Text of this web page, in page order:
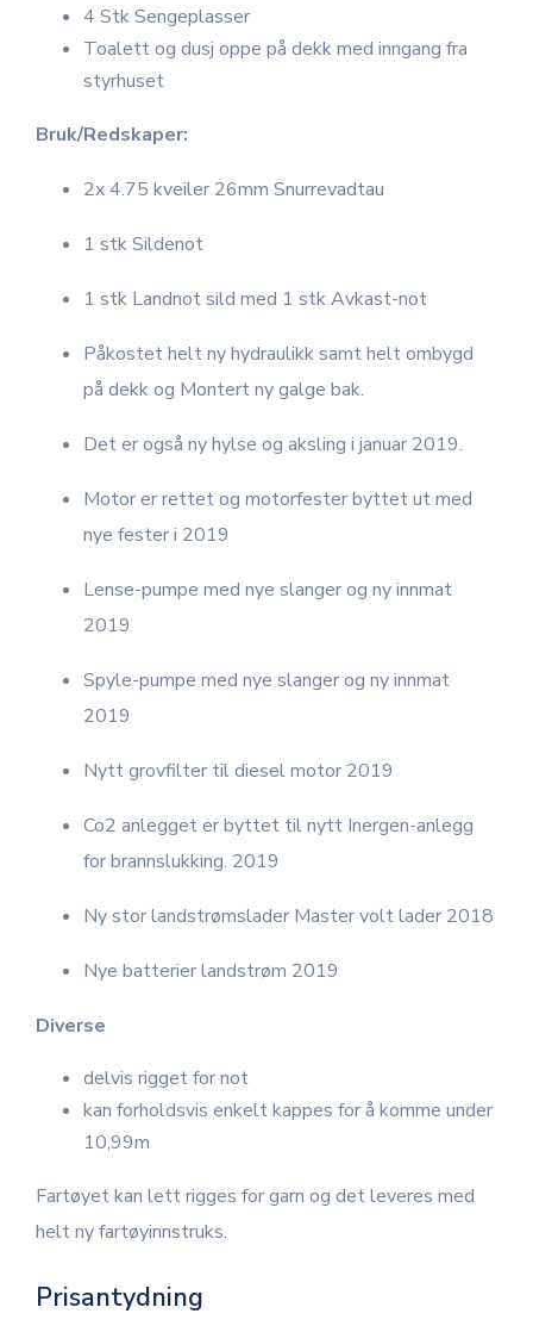
4 Stk Sengeplasser
Toalett og dusj oppe på dekk med inngang fra
styrhuset
Bruk/Redskaper:
2x 4.75 kveiler 26mm Snurrevadtau
1 stk Sildenot
1 stk Landnot sild med 1 stk Avkast-not
Påkostet helt ny hydraulikk samt helt ombygd
på dekk og Montert ny galge bak.
Det er også ny hylse og aksling i januar 2019.
Motor er rettet og motorfester byttet ut med
nye fester i 2019
Lense-pumpe med nye slanger og ny innmat
2019
Spyle-pumpe med nye slanger og ny innmat
2019
Nytt grovfilter til diesel motor 2019
Co2 anlegget er byttet til nytt Inergen-anlegg
for brannslukking. 2019
Ny stor landstrømslader Master volt lader 2018
Nye batterier landstrøm 2019
Diverse
delvis rigget for not
kan forholdsvis enkelt kappes for å komme under
10,99m
Fartøyet kan lett rigges for garn og det leveres med
helt ny fartøyinnstruks.
Prisantydning